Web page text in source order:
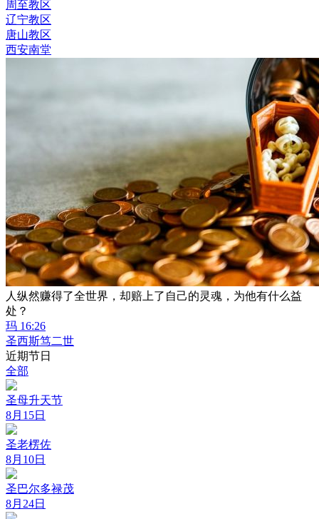
周至教区
辽宁教区
唐山教区
西安南堂
人纵然赚得了全世界，却赔上了自己的灵魂，为他有什么益
处？
玛 16:26
圣西斯笃二世
近期节日
全部
圣母升天节
8月15日
圣老楞佐
8月10日
圣巴尔多禄茂
8月24日